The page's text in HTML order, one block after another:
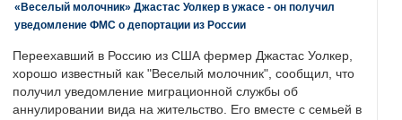
«Веселый молочник» Джастас Уолкер в ужасе - он получил
уведомление ФМС о депортации из России
Переехавший в Россию из США фермер Джастас Уолкер,
хорошо известный как "Веселый молочник", сообщил, что
получил уведомление миграционной службы об
аннулировании вида на жительство. Его вместе с семьей в